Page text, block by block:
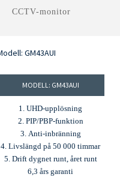
CCTV-monitor
MODELL: GM43AUI
1. UHD-upplösning
2. PIP/PBP-funktion
3. Anti-inbränning
4. Livslängd på 50 000 timmar
5. Drift dygnet runt, året runt
6,3 års garanti